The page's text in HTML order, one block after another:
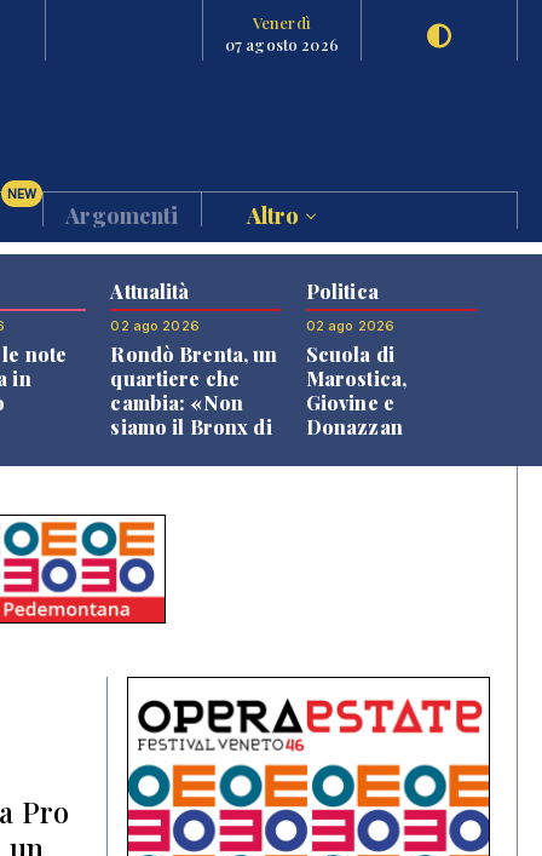
Venerdì
07 agosto 2026
NEW
Argomenti Altro
note
in
Attualità
02 ago 2026
Rondò Brenta, un
quartiere che
cambia: «Non
siamo il Bronx di
Politica
02 ago 2026
Scuola di
Marostica,
Giovine e
Donazzan
Pro
un